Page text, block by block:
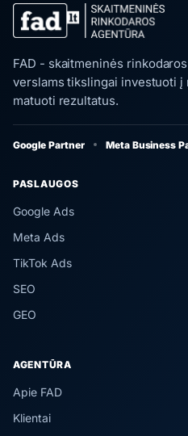
FAD - skaitmeninės
verslams tikslingai investuoti į
matuoti rezultatus.
Google Partner Meta Business
PASLAUGOS
Google Ads
Meta Ads
TikTok Ads
SEO
GEO
AGENTŪRA
Apie FAD
Klientai